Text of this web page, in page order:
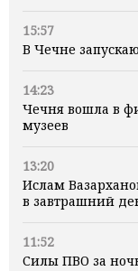
15:57
В Чечне
14:23
Чечня вошла в
музеев
13:20
Ислам
в завтрашний
11:52
Силы ПВО за